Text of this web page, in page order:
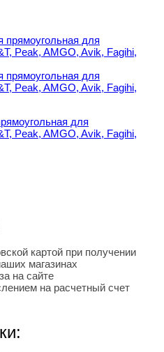
для
для
Peak, AMGO, Avik, Fagihi,
картой при получении
магазинах
на сайте
на расчетный счет